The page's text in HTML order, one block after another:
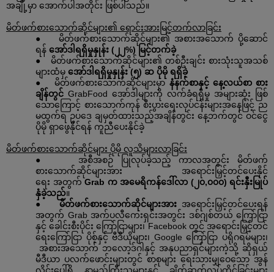
အချို့မှာ အောက်ပါအတိုင်း ဖြစ်ပါသည်။
မိတ်ဖက်စားသောက်ဆိုင်များ၏ ရောင်းအားမြင့်တက်လာခြင်း
●
မိတ်ဖက်စားသောက်ဆိုင်များ၏ အစားအသောက် ပို့ဆောင်
ရန် အော်ဒါရရှိမှုနှုန်း ( ၂၂%) မြင့်တက်ခဲ့
●
မိတ်ဖက်စားသောက်ဆိုင်များ၏ တစ်ဦးချင်း စားသုံးသူအသစ်
များထံမှ အော်ဒါရရှိမှုနှုန်း (၅) ဆ ပိုမို ရရှိခဲ့
●
မိတ်ဖက်စားသောက်ဆိုင်များမှာ နံနက်စာနှင့် နေ့လယ်စာ စား
ချိန်တွင် GrabFood အော်ဒါများကို လက်ခံရရှိမှု အများဆုံး
ဖြစ်
သောကြောင့် စားသောက်ကုန် စီးပွားရေးလုပ်ငန်းများအနေဖြင့် ည
မထွက်ရ ဥပဒေ ချမှတ်ထားသည့်အချိန်တွင်း နေ့ဘက်တွင် ဝင်ငွေ
ပိုမို ရှာဖွေနိုင်ရန် ကူညီပေးနိုင်ခဲ့
မိတ်ဖက်စားသောက်ဆိုင်များ ပိုမို လူသိများလာခြင်း
●
အစီအစဉ် ပြုလုပ်ခဲ့သည့် ကာလအတွင်း
မိတ်ဖက်
စားသောက်ဆိုင်များအား
အရောင်းမြှင့်တင်ပေးနိုင်
ရေး အတွက် Grab က အမေရိကန်ဒေါ်လာ (၂၀,၀၀၀) ရင်းနှီးမြုပ်
နှံခဲ့သည်။
●
မိတ်ဖက်စားသောက်ဆိုင်များအား အရောင်းမြှင့်တင်ပေးရန်
အတွက် Grab အက်ပလီကေးရှင်းအတွင်း ဒစ်ဂျစ်တယ် ကြော်ငြာ
နှင့် ခေါင်းစီးပိုင်း ကြော်ငြာများ၊ Facebook တွင် အရောင်းမြှင့်တင်
ရေးကြော်ငြာ ပိုစ့်နှင့် ဗီဒီယိုများ၊ Googleကြော်ငြာ ပရိုဂရမ်များ၊
အစားအသောက် ဘလော့ဒ်ဂါနှင့် အနုပညာရှင်များကဲ့သို့ ဆိုရှယ်
မီဒီယာ ပလက်ဖောင်းများတွင် စာစုများ ရေးသားမျှဝေသော အွန်